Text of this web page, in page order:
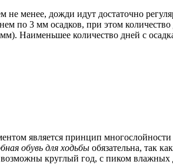
не менее, дожди идут достаточно
по 3 мм осадков, при этом
Наименьшее количество дней с
является принцип многослойности
обувь для ходьбы обязательна, так
возможны круглый год, с пиком влажных